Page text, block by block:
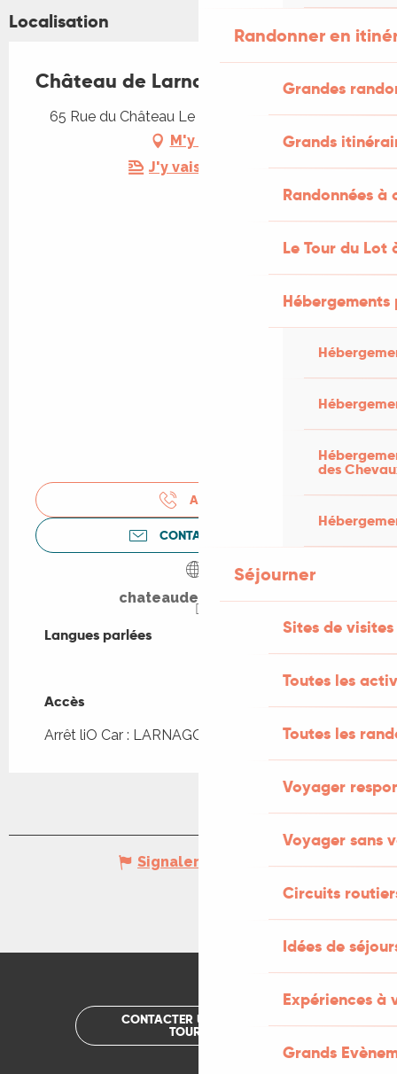
Randonner en
Grandes
Grands
Randonnées
Le Tour du Lot
des
Séjourner
Sites de visites
Toutes les
Toutes les
Voyager
Voyager sans
Circuits
Idées de
Expériences à
Grands
Localisation
Château de Larnagol
65 Rue du Château Le Bourg, 46160 Larnagol
M'y rendre
J'y vais en train !
APPELER
CONTACTEZ-NOUS
chateaudelarnagol.fr
Langues parlées
Langues parlées
Accès
Accès
Arrêt liO Car : LARNAGOL - Bourg à 109m
Signaler une erreur
CONTACTER UN OFFICE DE
TOURISME